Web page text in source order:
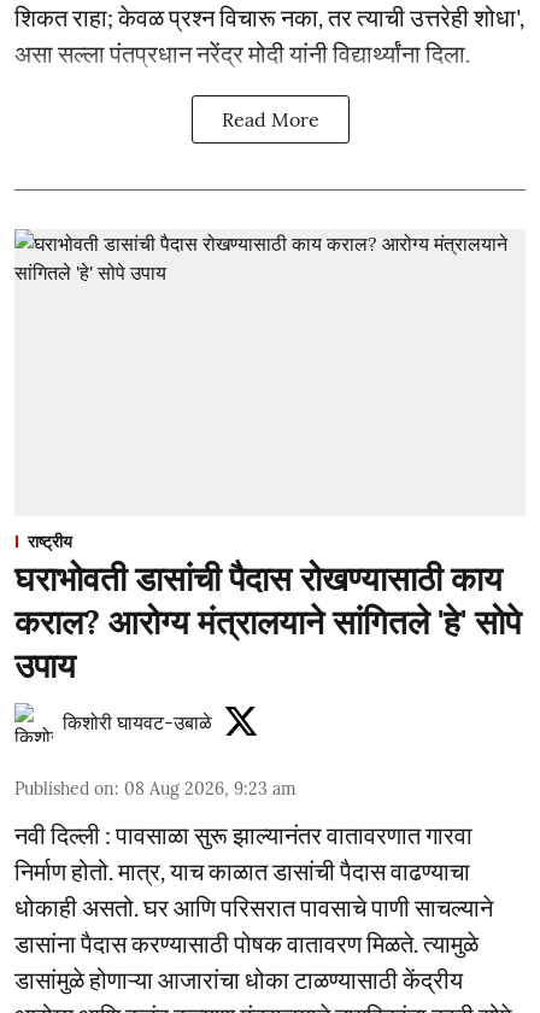
शिकत राहा; केवळ प्रश्न विचारू नका, तर त्याची उत्तरेही शोधा',
असा सल्ला पंतप्रधान नरेंद्र मोदी यांनी विद्यार्थ्यांना दिला.
Read More
राष्ट्रीय
घराभोवती डासांची पैदास रोखण्यासाठी काय
कराल? आरोग्य मंत्रालयाने सांगितले 'हे' सोपे
उपाय
किशोरी घायवट-उबाळे
Published on: 08 Aug 2026, 9:23 am
नवी दिल्ली : पावसाळा सुरू झाल्यानंतर वातावरणात गारवा
निर्माण होतो. मात्र, याच काळात डासांची पैदास वाढण्याचा
धोकाही असतो. घर आणि परिसरात पावसाचे पाणी साचल्याने
डासांना पैदास करण्यासाठी पोषक वातावरण मिळते. त्यामुळे
डासांमुळे होणाऱ्या आजारांचा धोका टाळण्यासाठी केंद्रीय